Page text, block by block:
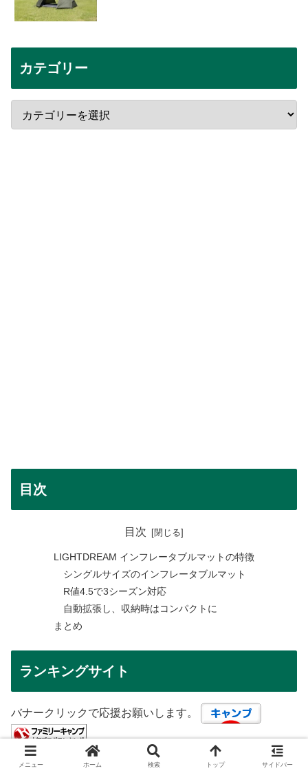
カテゴリー
目次
目次
LIGHTDREAM インフレータブルマットの特徴
シングルサイズのインフレータブルマット
R値4.5で3シーズン対応
自動拡張し、収納時はコンパクトに
まとめ
ランキングサイト
バナークリックで応援お願いします。
メニュー ホーム 検索 トップ サイドバー